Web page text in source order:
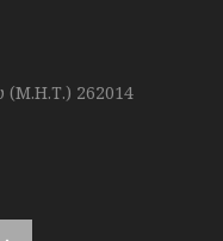
(Μ.Η.Τ.) 262014